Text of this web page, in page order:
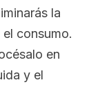
la
consumo.
en
y el